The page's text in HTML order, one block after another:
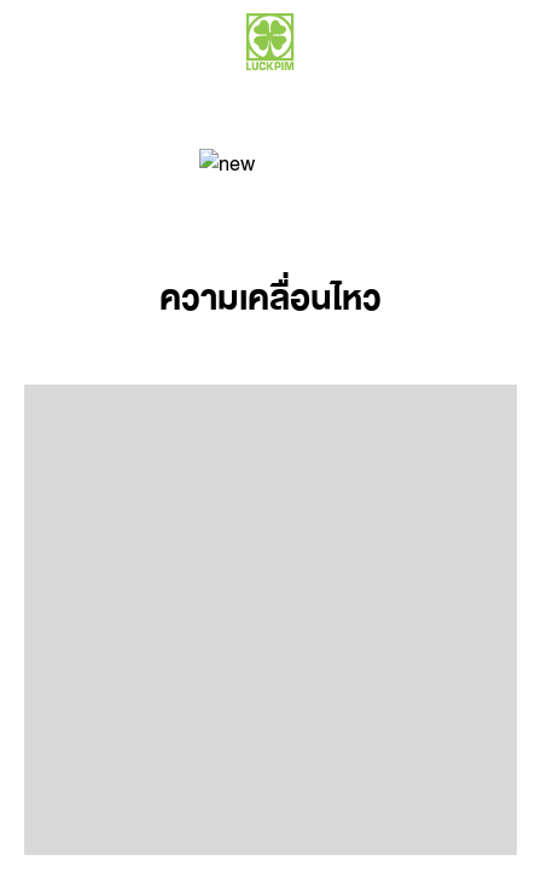
ความเคลื่อนไหว